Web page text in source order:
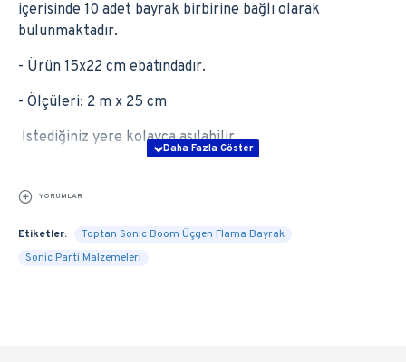
içerisinde 10 adet bayrak birbirine bağlı olarak
bulunmaktadır.
- Ürün 15x22 cm ebatındadır.
- Ölçüleri: 2 m x 25 cm
İstediğiniz yere kolayca asılabilir
YORUMLAR
Etiketler:
Toptan Sonic Boom Üçgen Flama Bayrak
Sonic Parti Malzemeleri